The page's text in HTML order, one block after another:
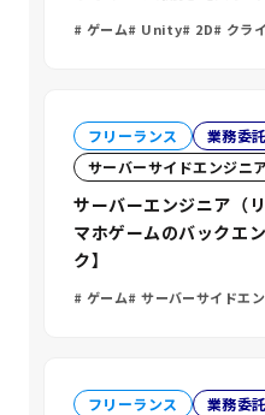
ゲーム Unity 2D クラ
フリーランス
業務委託
サーバーサイドエンジニ
サーバーエンジニア（
マホゲームのバックエ
ク】
ゲーム サーバーサイドエ
フリーランス 業務委託